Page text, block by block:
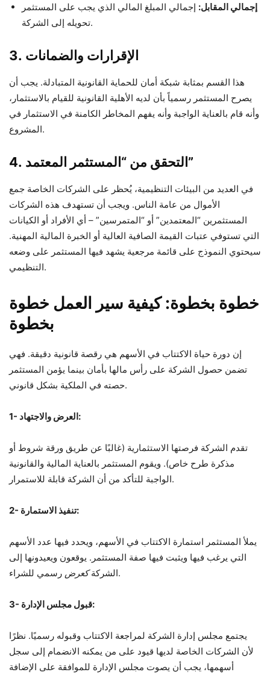
إجمالي المقابل: إجمالي المبلغ المالي الذي يجب على المستثمر
تحويله إلى الشركة.
3. الإقرارات والضمانات
هذا القسم بمثابة شبكة أمان للحماية القانونية المتبادلة. يجب أن
يصرح المستثمر رسمياً بأن لديه الأهلية القانونية للقيام بالاستثمار،
وأنه قام بالعناية الواجبة وأنه يفهم المخاطر الكامنة في الاستثمار في
المشروع.
4. التحقق من “المستثمر المعتمد”
في العديد من البيئات التنظيمية، يُحظر على الشركات الخاصة جمع
الأموال من عامة الناس. ويجب أن تستهدف هذه الشركات
المستثمرين “المعتمدين” أو “المتمرسين” – أي الأفراد أو الكيانات
التي تستوفي عتبات القيمة الصافية العالية أو الخبرة المالية المهنية.
سيحتوي النموذج على قائمة مرجعية يشهد فيها المستثمر على وضعه
التنظيمي.
خطوة بخطوة: كيفية سير العمل خطوة
بخطوة
إن دورة حياة الاكتتاب في الأسهم هي رقصة قانونية دقيقة. فهي
تضمن حصول الشركة على رأس مالها بأمان بينما يؤمن المستثمر
حصته في الملكية بشكل قانوني.
1- العرض والاجتهاد:
تقدم الشركة فرصتها الاستثمارية (غالبًا عن طريق ورقة شروط أو
مذكرة طرح خاص). ويقوم المستثمر بالعناية المالية والقانونية
الواجبة للتأكد من أن الشركة قابلة للاستمرار.
2- تنفيذ الاستمارة:
يملأ المستثمر استمارة الاكتتاب في الأسهم، ويحدد فيها عدد الأسهم
التي يرغب فيها ويثبت فيها صفة المستثمر. يوقعون ويعيدونها إلى
الشركةكعرض رسمي للشراء.
3- قبول مجلس الإدارة:
يجتمع مجلس إدارة الشركة لمراجعة الاكتتاب وقبوله رسميًا. نظرًا
لأن الشركات الخاصة لديها قيود على من يمكنه الانضمام إلى سجل
أسهمها، يجب أن يصوت مجلس الإدارة للموافقة على الإضافة